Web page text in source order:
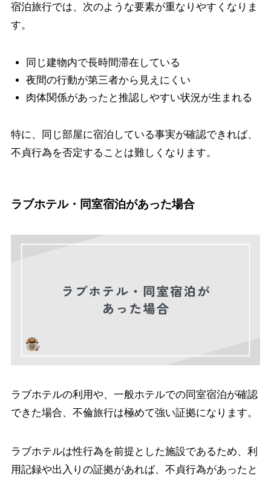
宿泊旅行では、次のような要素が重なりやすくなりま
す。
同じ建物内で長時間滞在している
夜間の行動が第三者から見えにくい
肉体関係があったと推認しやすい状況が生まれる
特に、同じ部屋に宿泊している事実が確認できれば、
不貞行為を否定することは難しくなります。
ラブホテル・同室宿泊があった場合
ラブホテルの利用や、一般ホテルでの同室宿泊が確認
できた場合、不倫旅行は極めて強い証拠になります。
ラブホテルは性行為を前提とした施設であるため、利
用記録や出入りの証拠があれば、不貞行為があったと